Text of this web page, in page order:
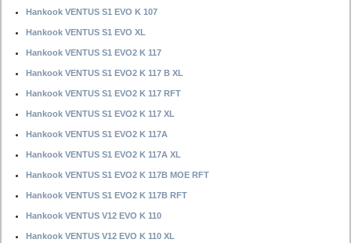
Hankook VENTUS S1 EVO K 107
Hankook VENTUS S1 EVO XL
Hankook VENTUS S1 EVO2 K 117
Hankook VENTUS S1 EVO2 K 117 B XL
Hankook VENTUS S1 EVO2 K 117 RFT
Hankook VENTUS S1 EVO2 K 117 XL
Hankook VENTUS S1 EVO2 K 117A
Hankook VENTUS S1 EVO2 K 117A XL
Hankook VENTUS S1 EVO2 K 117B MOE RFT
Hankook VENTUS S1 EVO2 K 117B RFT
Hankook VENTUS V12 EVO K 110
Hankook VENTUS V12 EVO K 110 XL